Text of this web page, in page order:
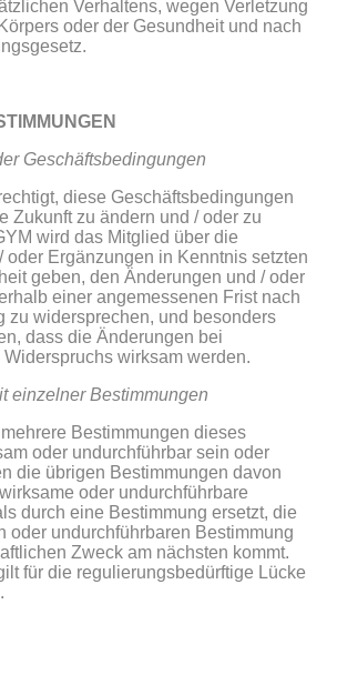
Verhaltens, wegen Verletzung
oder der Gesundheit und nach
Geschäftsbedingungen
diese Geschäftsbedingungen
Zukunft zu ändern und / oder zu
wird das Mitglied über die
oder Ergänzungen in Kenntnis setzten
geben, den Änderungen und / oder
einer angemessenen Frist nach
zu widersprechen, und besonders
dass die Änderungen bei
wirksam werden.
einzelner Bestimmungen
Bestimmungen dieses
oder undurchführbar sein oder
die übrigen Bestimmungen davon
oder undurchführbare
durch eine Bestimmung ersetzt, die
oder undurchführbaren Bestimmung
Zweck am nächsten kommt.
für die regulierungsbedürftige Lücke